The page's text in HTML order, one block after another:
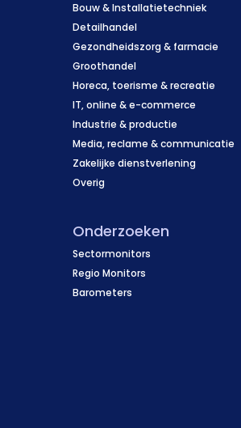
Bouw & Installatietechniek
Detailhandel
Gezondheidszorg & farmacie
Groothandel
Horeca, toerisme & recreatie
IT, online & e-commerce
Industrie & productie
Media, reclame & communicatie
Zakelijke dienstverlening
Overig
Onderzoeken
Sectormonitors
Regio Monitors
Barometers